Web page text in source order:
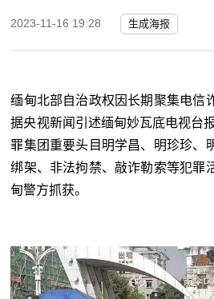
2023-11-16 19:28 生成海报
缅甸北部自治政权因长期聚集电信
据央视新闻引述缅甸妙瓦底电视台
罪集团重要头目明学昌、明珍珍、
绑架、非法拘禁、敲诈勒索等犯罪
甸警方抓获。